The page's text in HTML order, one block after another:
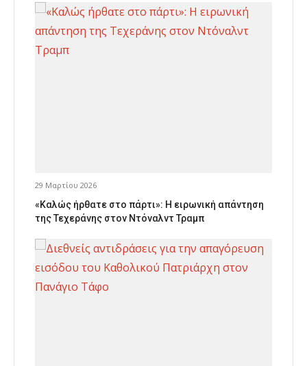
29 Μαρτίου 2026
«Καλώς ήρθατε στο πάρτι»: Η ειρωνική απάντηση
της Τεχεράνης στον Ντόναλντ Τραμπ